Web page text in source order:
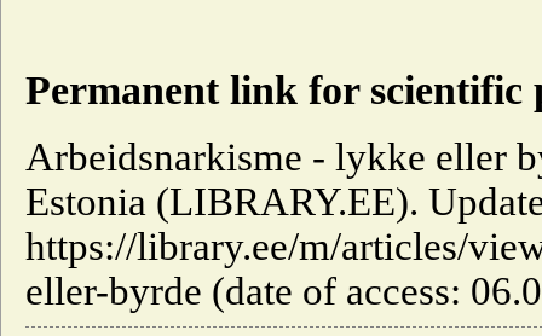
Permanent link for scientific
Arbeidsnarkisme - lykke eller
Estonia (LIBRARY.EE).
https://library.ee/m/articles/
eller-byrde (date of access: